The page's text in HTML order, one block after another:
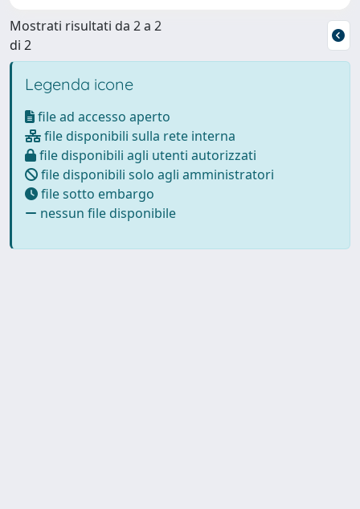
Mostrati risultati da 2 a 2
di 2
Legenda icone
file ad accesso aperto
file disponibili sulla rete interna
file disponibili agli utenti autorizzati
file disponibili solo agli amministratori
file sotto embargo
nessun file disponibile